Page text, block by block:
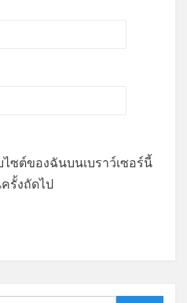
ซต์ของฉันบนเบราว์เซอร์นี้
รั้งถัดไป